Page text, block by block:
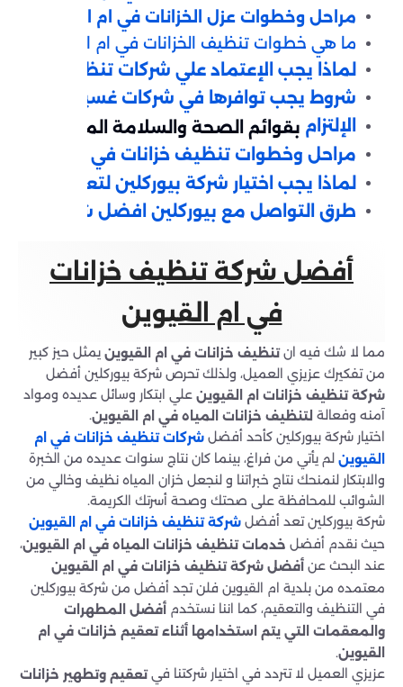
مراحل وخطوات عزل الخزانات في ام القيوين
ما هي ‏خطوات تنظيف الخزانات في ام القيوين؟
لماذا يجب الإعتماد علي شركات تنظيف
شروط يجب توافرها في شركات غسيل خزانات
الإلتزام بقوائم الصحة والسلامة المعتمدة
مراحل وخطوات تنظيف خزانات في ام القيوين
لماذا يجب اختيار شركة بيوركلين لتعقيم
طرق التواصل مع بيوركلين افضل شركة تعقيم
أفضل شركة تنظيف خزانات
في ام القيوين
مما لا شك فيه انتنظيف خزانات في ام القيوين يمثل حيز كبير
من تفكيرك عزيزي العميل، ولذلك تحرص شركة بيوركلين أفضل
شركة تنظيف خزانات ام القيوين علي ابتكار وسائل عديده ومواد
آمنه وفعالة لتنظيف خزانات المياه في ام القيوين.
اختيار شركة بيوركلين كأحد أفضل شركات تنظيف خزانات في ام
القيوين لم يأتي من فراغ، بينما كان نتاج سنوات عديده من الخبرة
والابتكار لنمنحك نتاج خبراتنا و لنجعل خزان المياه نظيف وخالي من
الشوائب للمحافظة على صحتك وصحة أسرتك الكريمة.
شركة بيوركلين تعد أفضل شركة تنظيف خزانات في ام القيوين
حيث نقدم أفضل خدمات تنظيف خزانات المياه في ام القيوين،
عند البحث عن أفضل شركة تنظيف خزانات في ام القيوين
معتمده من بلدية ام القيوين فلن تجد أفضل من شركة بيوركلين
في التنظيف والتعقيم، كما اننا نستخدم أفضل المطهرات
والمعقمات التي يتم استخدامها أثناء تعقيم خزانات في ام
القيوين.
عزيزي العميل لا تتردد في اختيار شركتنا فيتعقيم وتطهير خزانات